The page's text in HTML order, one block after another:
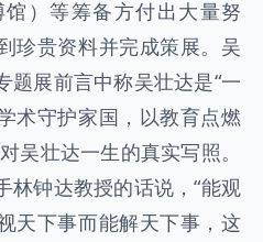
）等筹备方付出大量努
珍贵资料并完成策展。吴
题展前言中称吴壮达是“一
术守护家国，以教育点燃
吴壮达一生的真实写照。
林钟达教授的话说，“能观
天下事而能解天下事，这